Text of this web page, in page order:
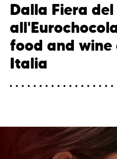
Dalla Fiera
food and
Italia